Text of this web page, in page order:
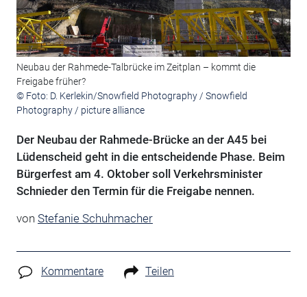
Neubau der Rahmede-Talbrücke im Zeitplan – kommt die
Freigabe früher?
© Foto: D. Kerlekin/Snowfield Photography / Snowfield
Photography / picture alliance
Der Neubau der Rahmede-Brücke an der A45 bei
Lüdenscheid geht in die entscheidende Phase. Beim
Bürgerfest am 4. Oktober soll Verkehrsminister
Schnieder den Termin für die Freigabe nennen.
von Stefanie Schuhmacher
Kommentare Teilen